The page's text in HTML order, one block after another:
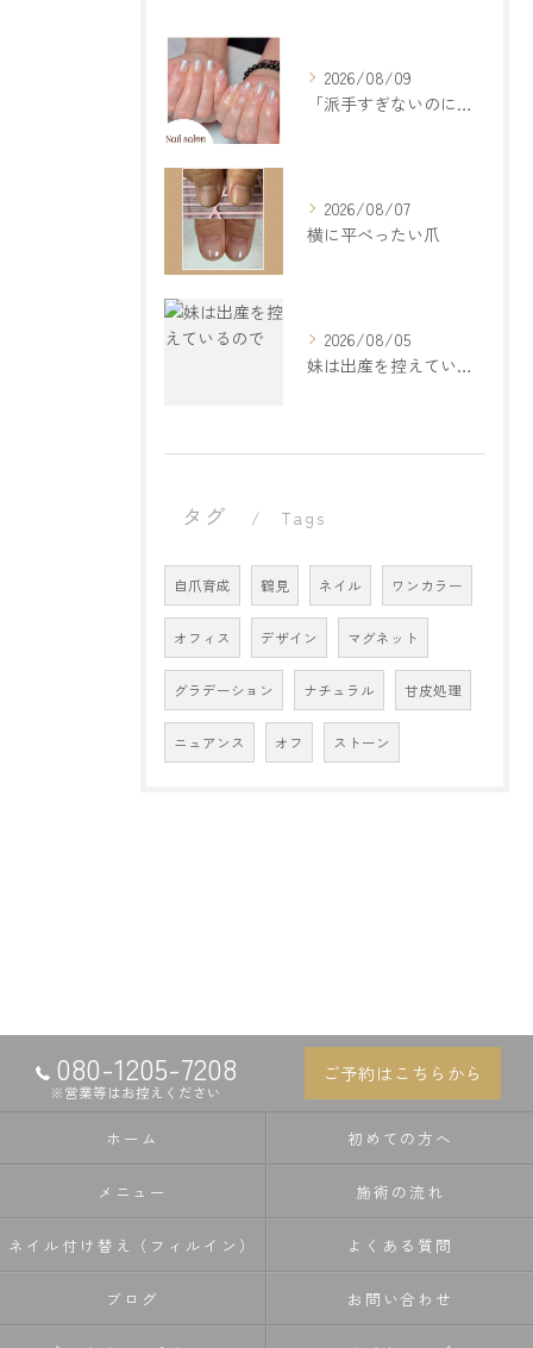
2026/08/09
「派手すぎないのに、ちゃんと可愛い♡」
2026/08/07
横に平べったい爪
2026/08/05
妹は出産を控えているので
タグ Tags
自爪育成 鶴見 ネイル ワンカラー
オフィス デザイン マグネット
グラデーション ナチュラル 甘皮処理
ニュアンス オフ ストーン
080-1205-7208
※営業等はお控えください
ご予約はこちらから
ホーム 初めての方へ
メニュー 施術の流れ
ネイル付け替え（フィルイン） よくある質問
ブログ お問い合わせ